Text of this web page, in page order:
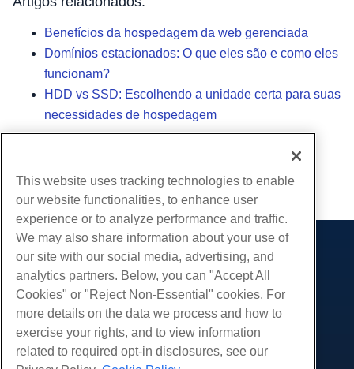
Benefícios da hospedagem da web gerenciada
Domínios estacionados: O que eles são e como eles
funcionam?
HDD vs SSD: Escolhendo a unidade certa para suas
necessidades de hospedagem
cópia de URL
Produtos
Hospedagem na web
Hospedagem Empresarial
Revendedor com etiqueta em branco
Linux gerenciado VPS
Serviços
Migrações de sites
Comunidade
Documentação do Produto
Companhia
This website uses tracking technologies to enable
our website functionalities, to enhance user
experience or to analyze performance and traffic.
We may also share information about your use of
our site with our social media, advertising, and
analytics partners. Below, you can "Accept All
Cookies" or "Reject Non-Essential" cookies. For
more details on the data we process and how to
exercise your rights, and to view information
related to required opt-in disclosures, see our